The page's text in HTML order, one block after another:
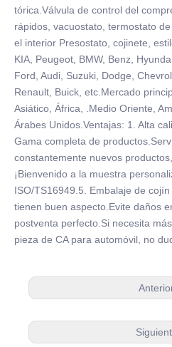
tórica.Válvula de control del
rápidos, vacuostato, termostato
el interior Presostato, cojinete,
KIA, Peugeot, BMW, Benz,
Ford, Audi, Suzuki, Dodge,
Renault, Buick, etc.Mercado
Asiático, África, .Medio Oriente,
Árabes Unidos.Ventajas: 1. Alta
Gama completa de
constantemente nuevos
¡Bienvenido a la muestra
ISO/TS16949.5. Embalaje de
tienen buen aspecto.Evite daños
postventa perfecto.Si necesita
pieza de CA para automóvil, no